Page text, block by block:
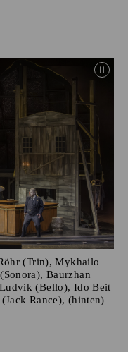
(Trin), Mykhailo
Baurzhan
(Bello), Ido Beit
Rance), (hinten)